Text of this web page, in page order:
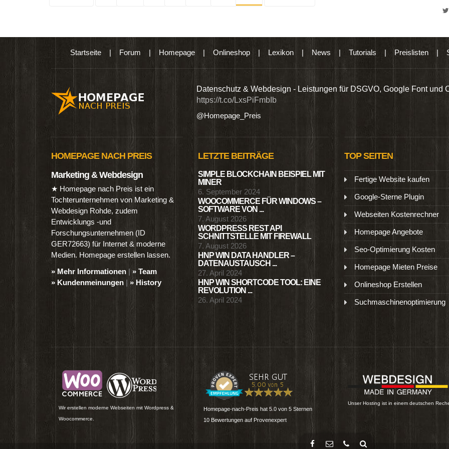
Startseite| Forum | Homepage| Onlineshop| Lexikon| News | Tutorials | Preislisten|
Produkten wie Ebooks & DVDs.… Datenschutz & Webdesign - Leistungen für DSGVO, Google Font und
https://t.co/LxsPiFmbIb
@Homepage_Preis
HOMEPAGE NACH PREIS
Marketing & Webdesign
★ Homepage nach Preis ist ein
Tochterunternehmen von Marketing &
Webdesign Rohde, zudem
Entwicklungs -und
Forschungsunternehmen (ID
GER72663) für Internet & moderne
Medien. Homepage erstellen lassen.
» Mehr Informationen | » Team
» Kundenmeinungen | » History
LETZTE BEITRÄGE
SIMPLE BLOCKCHAIN BEISPIEL MIT
MINER
6. September 2024
WOOCOMMERCE FÜR WINDOWS –
SOFTWARE VON ...
7. August 2026
WORDPRESS REST API
SCHNITTSTELLE MIT FIREWALL
7. August 2026
HNP WIN DATA HANDLER –
DATENAUSTAUSCH ...
27. April 2024
HNP WIN SHORTCODE TOOL: EINE
REVOLUTION ...
26. April 2024
TOP SEITEN
Fertige Website kaufen
Google-Sterne Plugin
Webseiten Kostenrechner
Homepage Angebote
Seo-Optimierung Kosten
Homepage Mieten Preise
Onlineshop Erstellen
Suchmaschinenoptimierung
Wir erstellen moderne Webseiten mit Wordpress &
Woocommerce.
Homepage-nach-Preis hat 5.0von 5Sternen
10Bewertungen auf Provenexpert
Unser Hosting ist in einem deutschen